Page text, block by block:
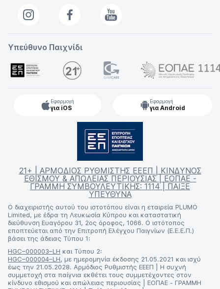
Υπεύθυνο Παιχνίδι
Εφαρμογή
για iOS
Εφαρμογή
για Android
21+ | ΑΡΜΟΔΙΟΣ ΡΥΘΜΙΣΤΗΣ ΕΕΕΠ | ΚΙΝΔΥΝΟΣ
ΕΘΙΣΜΟΥ & ΑΠΩΛΕΙΑΣ ΠΕΡΙΟΥΣΙΑΣ | ΕΟΠΑΕ -
ΓΡΑΜΜΗ ΣΥΜΒΟΥΛΕΥΤΙΚΗΣ: 1114 | ΠΑΙΞΕ
ΥΠΕΥΘΥΝΑ
Ο διαχειριστής αυτού του ιστοτόπου είναι η εταιρεία PLUMO
Limited, με έδρα τη Λευκωσία Κύπρου και καταστατική
διεύθυνση Ευαγόρου 31, 2ος όροφος, 1066. Ο ιστότοπος
εποπτεύεται από την Επιτροπή Ελέγχου Παιγνίων (Ε.Ε.Ε.Π.)
βάσει της άδειας Τύπου 1:
HGC–000003–LH και Τύπου 2:
HGC–000004–LH, με ημερομηνία έκδοσης 21.05.2021 και ισχύ
έως την 21.05.2028. Αρμόδιος Ρυθμιστής ΕΕΕΠ | Η συχνή
συμμετοχή στα παίγνια εκθέτει τους συμμετέχοντες στον
κίνδυνο εθισμού και απώλειας περιουσίας | ΕΟΠΑΕ - ΓΡΑΜΜΗ